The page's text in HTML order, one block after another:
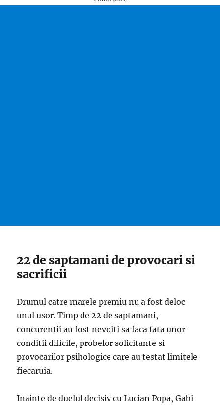
22 de saptamani de provocari si
sacrificii
Drumul catre marele premiu nu a fost deloc
unul usor. Timp de 22 de saptamani,
concurentii au fost nevoiti sa faca fata unor
conditii dificile, probelor solicitante si
provocarilor psihologice care au testat limitele
fiecaruia.
Inainte de duelul decisiv cu Lucian Popa, Gabi